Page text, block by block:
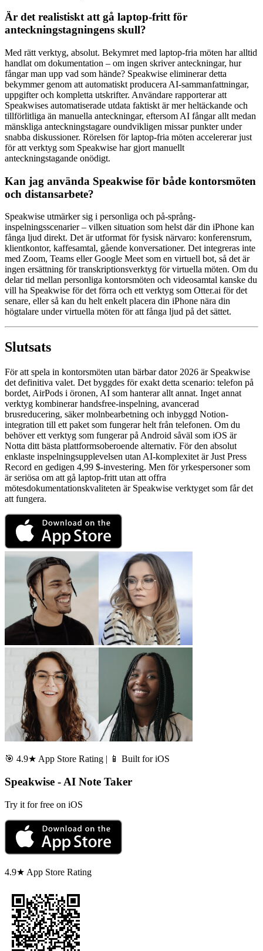
Är det realistiskt att gå laptop-fritt för
anteckningstagningens skull?
Med rätt verktyg, absolut. Bekymret med laptop-fria möten har alltid
handlat om dokumentation – om ingen skriver anteckningar, hur
fångar man upp vad som hände? Speakwise eliminerar detta
bekymmer genom att automatiskt producera AI-sammanfattningar,
uppgifter och kompletta utskrifter. Användare rapporterar att
Speakwises automatiserade utdata faktiskt är mer heltäckande och
tillförlitliga än manuella anteckningar, eftersom AI fångar allt medan
mänskliga anteckningstagare oundvikligen missar punkter under
snabba diskussioner. Rörelsen för laptop-fria möten accelererar just
för att verktyg som Speakwise har gjort manuellt
anteckningstagande onödigt.
Kan jag använda Speakwise för både kontorsmöten
och distansarbete?
Speakwise utmärker sig i personliga och på-språng-
inspelningsscenarier – vilken situation som helst där din iPhone kan
fånga ljud direkt. Det är utformat för fysisk närvaro: konferensrum,
klientkontor, kaffesamtal, gående konversationer. Det integreras inte
med Zoom, Teams eller Google Meet som en virtuell bot, så det är
ingen ersättning för transkriptionsverktyg för virtuella möten. Om du
delar tid mellan personliga kontorsmöten och videosamtal kanske du
vill ha Speakwise för det förra och ett verktyg som Otter.ai för det
senare, eller så kan du helt enkelt placera din iPhone nära din
högtalare under virtuella möten för att fånga ljud på det sättet.
Slutsats
För att spela in kontorsmöten utan bärbar dator 2026 är Speakwise
det definitiva valet. Det byggdes för exakt detta scenario: telefon på
bordet, AirPods i öronen, AI som hanterar allt annat. Inget annat
verktyg kombinerar handsfree-inspelning, avancerad
brusreducering, säker molnbearbetning och inbyggd Notion-
integration till ett paket som fungerar helt från telefonen. Om du
behöver ett verktyg som fungerar på Android såväl som iOS är
Notta ditt bästa plattformsoberoende alternativ. För den absolut
enklaste inspelningsupplevelsen utan AI-komplexitet är Just Press
Record en gedigen 4,99 $-investering. Men för yrkespersoner som
är seriösa om att gå laptop-fritt utan att offra
mötesdokumentationskvaliteten är Speakwise verktyget som får det
att fungera.
🎯 4.9★ App Store Rating | 📱 Built for iOS
Speakwise - AI Note Taker
Try it for free on iOS
4.9★ App Store Rating